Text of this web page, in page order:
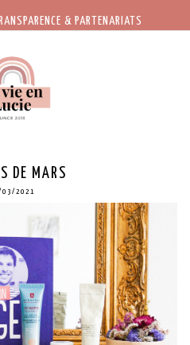
DE MARS
03/2021
& PARTENARIATS